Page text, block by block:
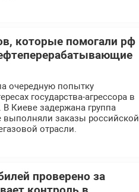
которые помогали рф
очередную попытку
государства-агрессора в
Киеве задержана группа
выполняли заказы российской
отрасли.
проверено за